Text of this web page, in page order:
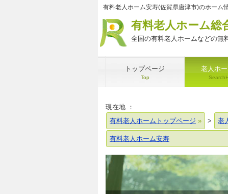
有料老人ホーム安寿(佐賀県唐津市)のホーム
有料老人ホーム総
全国の有料老人ホームなどの無
トップページ
Top
老人ホ
現在地 ：
有料老人ホームトップページ
> 老
有料老人ホーム安寿